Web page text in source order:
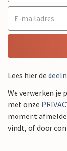
Lees hier de
We verwerken je
met onze
moment
vindt, of door